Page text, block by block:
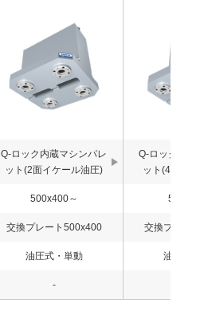
Q-ロック内蔵マシンパレ
ット(2面イケール油圧)
Q-ロック内蔵
ット(4面イ
500x400～
交換プレート500x400 交換プレー
油圧式・単動 油圧式
-